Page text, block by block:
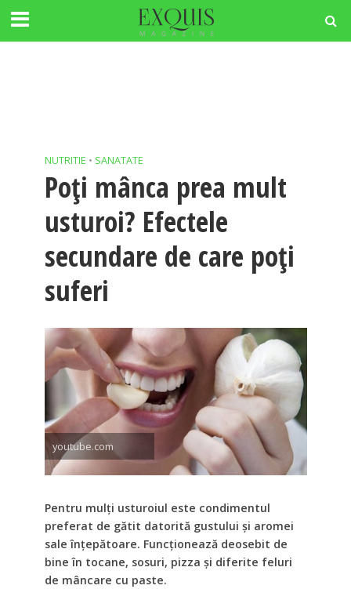
NUTRITIE • SANATATE
Poți mânca prea mult
usturoi? Efectele
secundare de care poți
suferi
youtube.com
Pentru mulți usturoiul este condimentul
preferat de gătit datorită gustului și aromei
sale înțepătoare. Funcționează deosebit de
bine în tocane, sosuri, pizza și diferite feluri
de mâncare cu paste.